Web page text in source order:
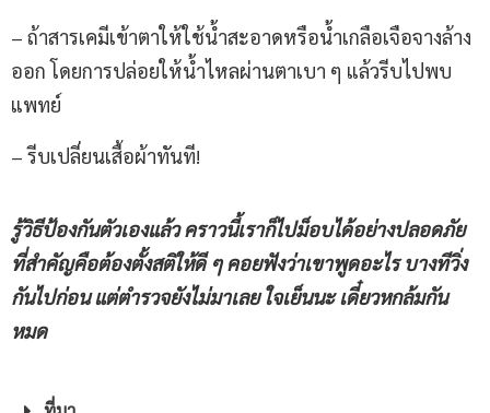
– ถ้าสารเคมีเข้าตาให้ใช้น้ำสะอาดหรือน้ำเกลือเจือจางล้าง
ออก โดยการปล่อยให้น้ำไหลผ่านตาเบา ๆ แล้วรีบไปพบ
แพทย์
– รีบเปลี่ยนเสื้อผ้าทันที!
รู้วิธีป้องกันตัวเองแล้ว คราวนี้เราก็ไปม็อบได้อย่างปลอดภัย
ที่สำคัญคือต้องตั้งสติให้ดี ๆ คอยฟังว่าเขาพูดอะไร บางทีวิ่ง
กันไปก่อน แต่ตำรวจยังไม่มาเลย ใจเย็นนะ เดี๋ยวหกล้มกัน
หมด